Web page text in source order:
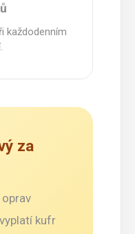
každodenním
za
kufr